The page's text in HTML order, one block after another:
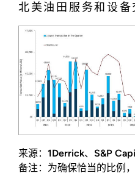
北美油田服务和设备
来源：1Derrick、S&P
备注：为确保恰当的比例